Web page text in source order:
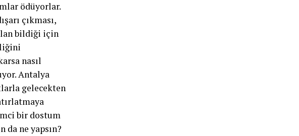
ödüyorlar.
çıkması,
bildiği için
nasıl
Antalya
gelecekten
bir dostum
da ne yapsın?